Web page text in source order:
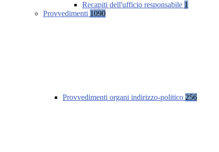
Recapiti dell'ufficio responsabile 1
Provvedimenti 1090
Provvedimenti organi indirizzo-politico 256